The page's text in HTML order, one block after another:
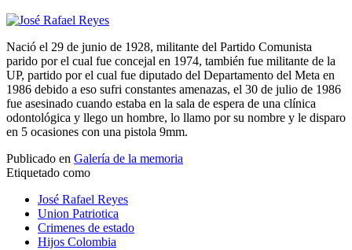
Nació el 29 de junio de 1928, militante del Partido Comunista
parido por el cual fue concejal en 1974, también fue militante de la
UP, partido por el cual fue diputado del Departamento del Meta en
1986 debido a eso sufri constantes amenazas, el 30 de julio de 1986
fue asesinado cuando estaba en la sala de espera de una clínica
odontológica y llego un hombre, lo llamo por su nombre y le disparo
en 5 ocasiones con una pistola 9mm.
Publicado en Galería de la memoria
Etiquetado como
José Rafael Reyes
Union Patriotica
Crimenes de estado
Hijos Colombia